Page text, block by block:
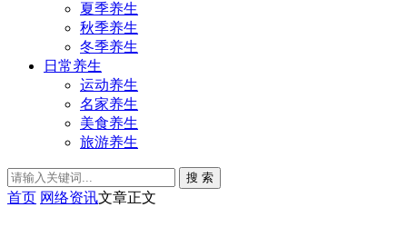
夏季养生
秋季养生
冬季养生
日常养生
运动养生
名家养生
美食养生
旅游养生
搜 索
首页 网络资讯文章正文